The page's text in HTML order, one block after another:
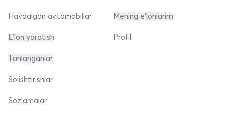
Haydalgan avtomobillar
E'lon yaratish
Mening e'lonlarim
Profil
Tanlanganlar
Solishtirishlar
Sozlamalar